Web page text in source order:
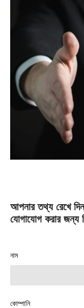
আপনার তথ্য রেখে
যোগাযোগ করার জন্য
নাম
কোম্পানি